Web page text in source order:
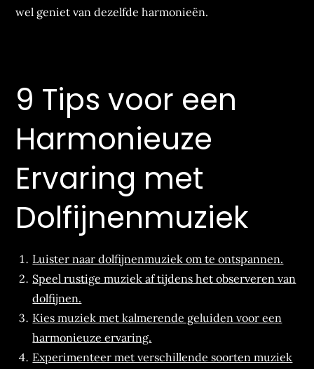
wel geniet van dezelfde harmonieën.
9 Tips voor een
Harmonieuze
Ervaring met
Dolfijnenmuziek
Luister naar dolfijnenmuziek om te ontspannen.
Speel rustige muziek af tijdens het observeren van
dolfijnen.
Kies muziek met kalmerende geluiden voor een
harmonieuze ervaring.
Experimenteer met verschillende soorten muziek